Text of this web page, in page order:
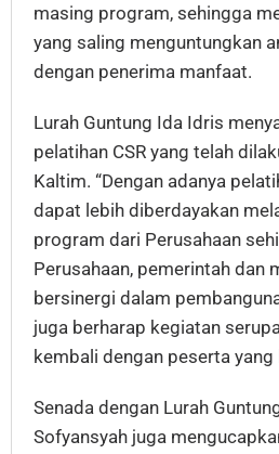
masing program, sehingga
yang saling menguntungkan
dengan penerima manfaat.
Lurah Guntung Ida Idris
pelatihan CSR yang telah
Kaltim. “Dengan adanya
dapat lebih diberdayakan
program dari Perusahaan
Perusahaan, pemerintah dan
bersinergi dalam
juga berharap kegiatan
kembali dengan peserta yang
Senada dengan Lurah
Sofyansyah juga